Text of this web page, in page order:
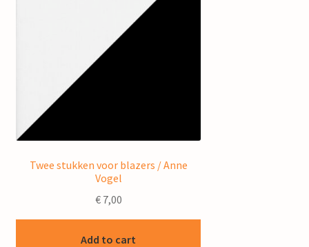
Twee stukken voor blazers / Anne
Vogel
€7,00
Add to cart